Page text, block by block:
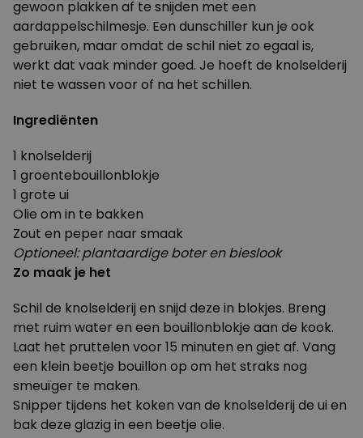
gewoon plakken af te snijden met een
aardappelschilmesje. Een dunschiller kun je ook
gebruiken, maar omdat de schil niet zo egaal is,
werkt dat vaak minder goed. Je hoeft de knolselderij
niet te wassen voor of na het schillen.
Ingrediënten
1 knolselderij
1 groentebouillonblokje
1 grote ui
Olie om in te bakken
Zout en peper naar smaak
Optioneel: plantaardige boter en bieslook
Zo maak je het
Schil de knolselderij en snijd deze in blokjes. Breng
met ruim water en een bouillonblokje aan de kook.
Laat het pruttelen voor 15 minuten en giet af. Vang
een klein beetje bouillon op om het straks nog
smeuïger te maken.
Snipper tijdens het koken van de knolselderij de ui en
bak deze glazig in een beetje olie.